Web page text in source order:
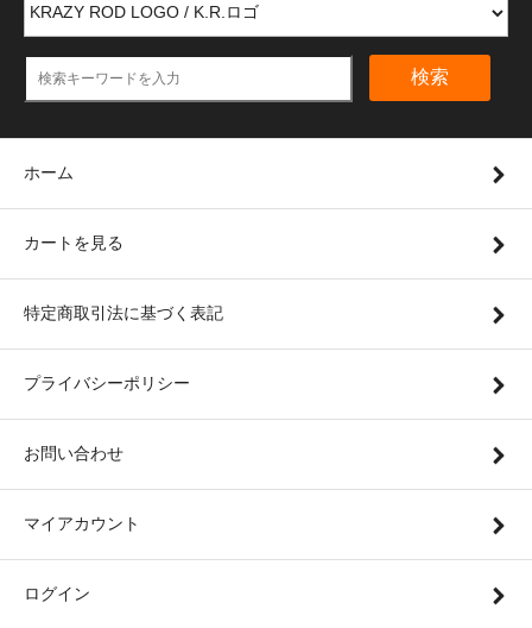
検索
ホーム
カートを見る
特定商取引法に基づく表記
プライバシーポリシー
お問い合わせ
マイアカウント
ログイン